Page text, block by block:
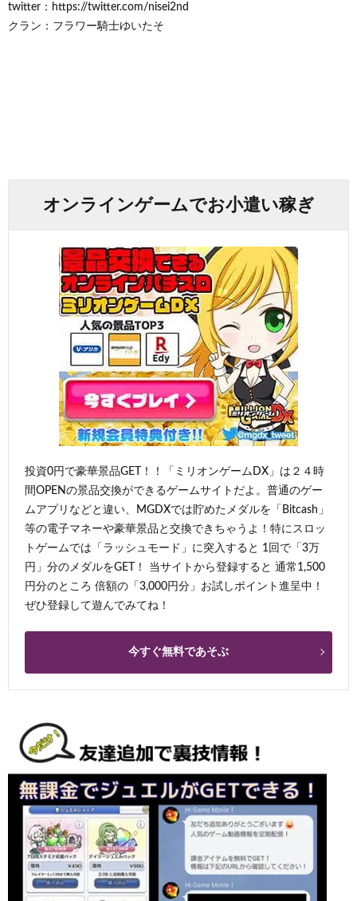
twitter：https://twitter.com/nisei2nd
クラン：フラワー騎士ゆいたそ
オンラインゲームでお小遣い稼ぎ
投資0円で豪華景品GET！！「ミリオンゲームDX」は２４時
間OPENの景品交換ができるゲームサイトだよ。普通のゲー
ムアプリなどと違い、MGDXでは貯めたメダルを「Bitcash」
等の電子マネーや豪華景品と交換できちゃうよ！特にスロッ
トゲームでは「ラッシュモード」に突入すると 1回で「3万
円」分のメダルをGET！ 当サイトから登録すると 通常1,500
円分のところ 倍額の「3,000円分」お試しポイント進呈中！
ぜひ登録して遊んでみてね！
今すぐ無料であそぶ